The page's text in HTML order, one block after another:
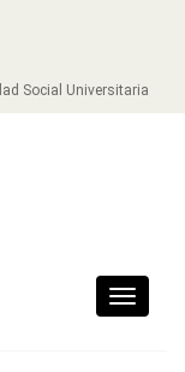
Social Universitaria
Toggle